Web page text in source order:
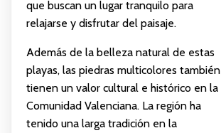
que buscan un lugar tranquilo para
relajarse y disfrutar del paisaje.
Además de la belleza natural de estas
playas, las piedras multicolores también
tienen un valor cultural e histórico en la
Comunidad Valenciana. La región ha
tenido una larga tradición en la